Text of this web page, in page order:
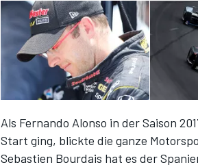
Als Fernando Alonso in der Saison
Start ging, blickte die ganze
Sebastien Bourdais hat es der